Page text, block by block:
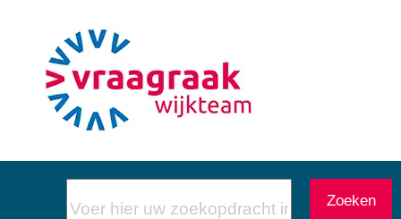
hier
Zoeken